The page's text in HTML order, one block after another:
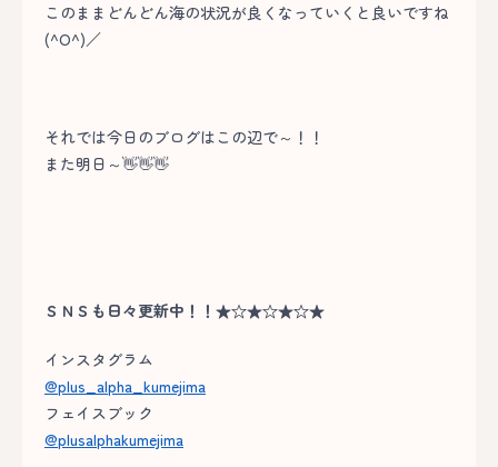
このままどんどん海の状況が良くなっていくと良いですね
(^O^)／
それでは今日のブログはこの辺で～！！
また明日～👋👋👋
ＳＮＳも日々更新中！！★☆★☆★☆★
インスタグラム
@plus_alpha_kumejima
フェイスブック
@plusalphakumejima